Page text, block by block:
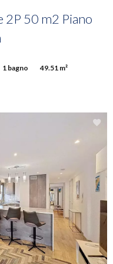
2P 50 m2 Piano
1 bagno 49.51 m²